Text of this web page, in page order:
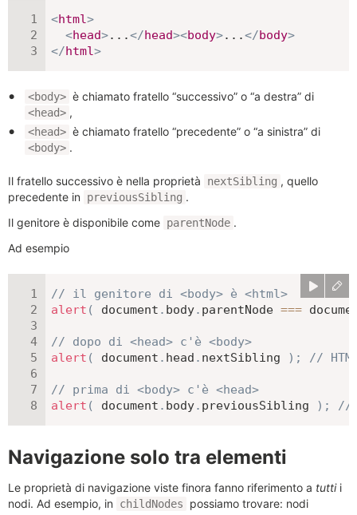
<html>
<head>...</head><body>...</body>
</html>
<body> è chiamato fratello “successivo” o “a destra” di
<head> ,
<head> è chiamato fratello “precedente” o “a sinistra” di
<body> .
Il fratello successivo è nella proprietà nextSibling , quello
precedente in
previousSibling .
Il genitore è disponibile come parentNode .
Ad esempio
// il genitore di <body> è <html>
alert ( document . body. parentNode ===
// dopo di <head> c'è <body>
alert ( document . head . nextSibling ) ; //
// prima di <body> c'è <head>
alert ( document . body. previousSibling ) ; //
Navigazione solo tra elementi
Le proprietà di navigazione viste finora fanno riferimento a tuttii
nodi. Ad esempio, in
childNodes
possiamo trovare: nodi